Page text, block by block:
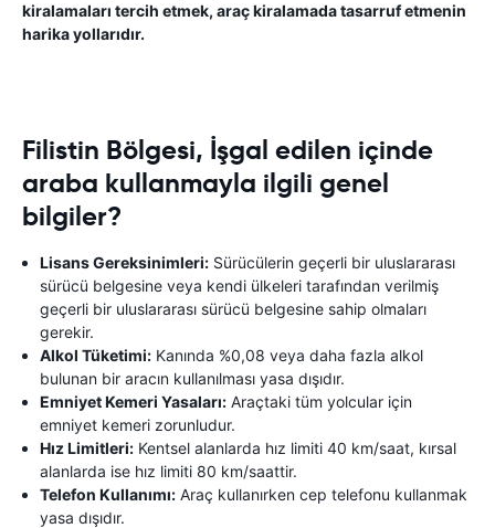
kiralamaları tercih etmek, araç kiralamada tasarruf etmenin
harika yollarıdır.
Filistin Bölgesi, İşgal edilen içinde
araba kullanmayla ilgili genel
bilgiler?
Lisans Gereksinimleri: Sürücülerin geçerli bir uluslararası
sürücü belgesine veya kendi ülkeleri tarafından verilmiş
geçerli bir uluslararası sürücü belgesine sahip olmaları
gerekir.
Alkol Tüketimi: Kanında %0,08 veya daha fazla alkol
bulunan bir aracın kullanılması yasa dışıdır.
Emniyet Kemeri Yasaları: Araçtaki tüm yolcular için
emniyet kemeri zorunludur.
Hız Limitleri: Kentsel alanlarda hız limiti 40 km/saat, kırsal
alanlarda ise hız limiti 80 km/saattir.
Telefon Kullanımı: Araç kullanırken cep telefonu kullanmak
yasa dışıdır.